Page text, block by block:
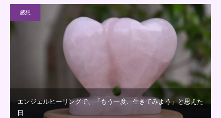
感想
エンジェルヒーリングで、「もう一度、生きてみよう」と思えた
日